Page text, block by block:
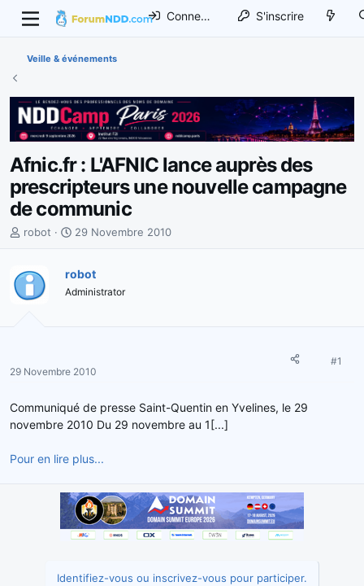
Connexion S'inscrire
Veille & événements
Afnic.fr : L'AFNIC lance auprès des
prescripteurs une nouvelle campagne
de communic
I
t
i
r
e
l
d
robot
D
e
d
u
29 Novembre 2010
robot
Administrator
29 Novembre 2010
#1
Communiqué de presse Saint-Quentin en Yvelines, le 29
novembre 2010 Du 29 novembre au 1[...]
Pour en lire plus...
Identifiez-vous ou inscrivez-vous pour participer.